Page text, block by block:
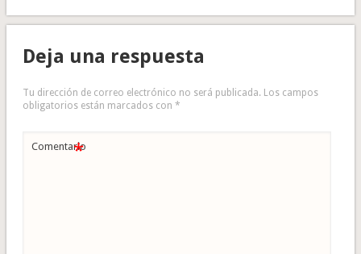
Deja una respuesta
Tu dirección de correo electrónico no será publicada. Los campos
obligatorios están marcados con *
Comentario
*